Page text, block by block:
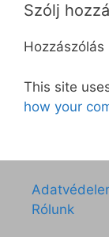
Szólj
This site
how your
Rólunk